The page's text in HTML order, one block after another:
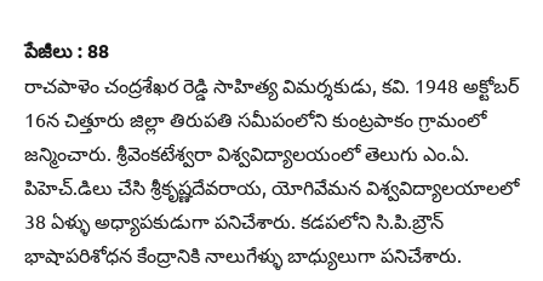
పేజీలు : 88
రాచపాళెం చంద్రశేఖర రెడ్డి సాహిత్య విమర్శకుడు, కవి. 1948 అక్టోబర్‌
16న చిత్తూరు జిల్లా తిరుపతి సమీపంలోని కుంట్రపాకం గ్రామంలో
జన్మించారు. శ్రీవెంకటేశ్వరా విశ్వవిద్యాలయంలో తెలుగు ఎం.ఏ.
పిహెచ్‌.డిలు చేసి శ్రీకృష్ణదేవరాయ, యోగివేమన విశ్వవిద్యాలయాలలో
38 ఏళ్ళు అధ్యాపకుడుగా పనిచేశారు. కడపలోని సి.పి.బ్రౌన్‌
భాషాపరిశోధన కేంద్రానికి నాలుగేళ్ళు బాధ్యులుగా పనిచేశారు.